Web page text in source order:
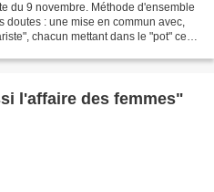
du 9 novembre. Méthode d'ensemble
doutes : une mise en commun avec,
chacun mettant dans le "pot" ce
l'affaire des femmes"